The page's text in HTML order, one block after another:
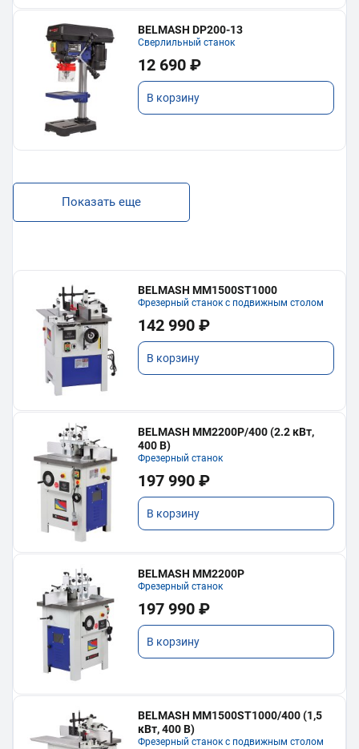
BELMASH DP200-13
Сверлильный станок
12 690 ₽
В корзину
Показать еще
BELMASH MM1500ST1000
Фрезерный станок с подвижным столом
142 990 ₽
В корзину
BELMASH MM2200P/400 (2.2 кВт,
400 В)
Фрезерный станок
197 990 ₽
В корзину
BELMASH MM2200P
Фрезерный станок
197 990 ₽
В корзину
BELMASH MM1500ST1000/400 (1,5
кВт, 400 В)
Фрезерный станок с подвижным столом